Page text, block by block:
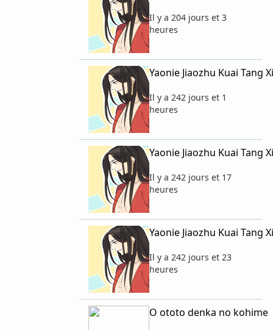
Il y a 204 jours et 3
heures
Yaonie Jiaozhu Kuai Tang
Il y a 242 jours et 1
heures
Yaonie Jiaozhu Kuai Tang
Il y a 242 jours et 17
heures
Yaonie Jiaozhu Kuai Tang
Il y a 242 jours et 23
heures
O ototo denka no kohime